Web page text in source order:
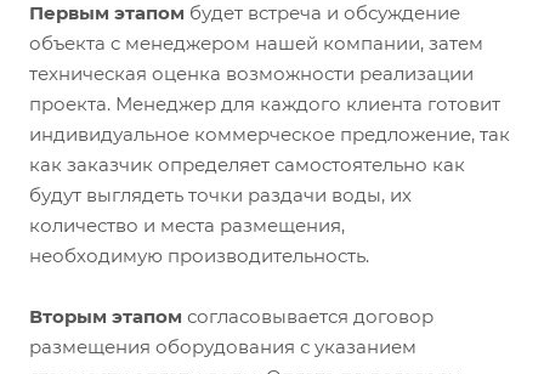
Первым этапом будет встреча и обсуждение
объекта с менеджером нашей компании, затем
техническая оценка возможности реализации
проекта. Менеджер для каждого клиента готовит
индивидуальное коммерческое предложение, так
как заказчик определяет самостоятельно как
будут выглядеть точки раздачи воды, их
количество и места размещения,
необходимую производительность.
Вторым этапом согласовывается договор
размещения оборудования с указанием